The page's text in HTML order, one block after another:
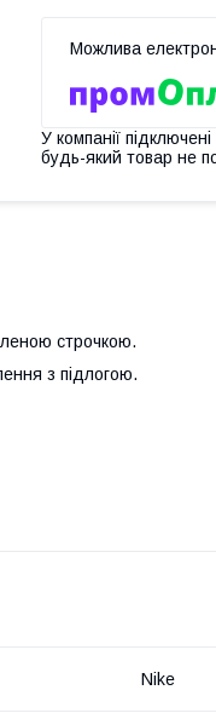
У компанії
будь-який товар не
строчкою.
з підлогою.
Nike